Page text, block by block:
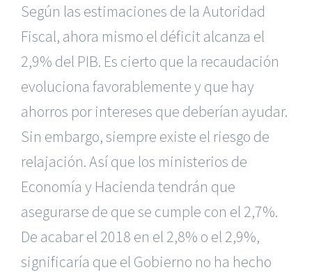
Según las estimaciones de la Autoridad
Fiscal, ahora mismo el déficit alcanza el
2,9% del PIB. Es cierto que la recaudación
evoluciona favorablemente y que hay
ahorros por intereses que deberían ayudar.
Sin embargo, siempre existe el riesgo de
relajación. Así que los ministerios de
Economía y Hacienda tendrán que
asegurarse de que se cumple con el 2,7%.
De acabar el 2018 en el 2,8% o el 2,9%,
significaría que el Gobierno no ha hecho